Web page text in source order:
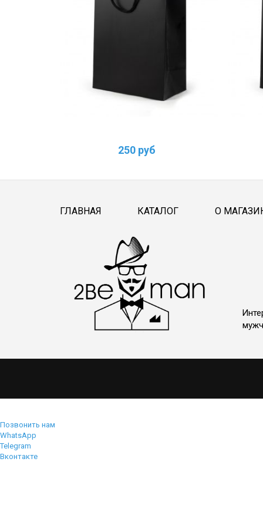
250 руб
ГЛАВНАЯ КАТАЛОГ О
Позвонить нам
WhatsApp
Telegram
Вконтакте